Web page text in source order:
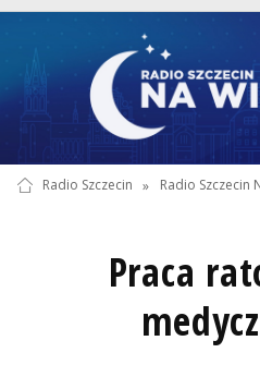
Radio Szczecin » Radio Szczecin
Praca